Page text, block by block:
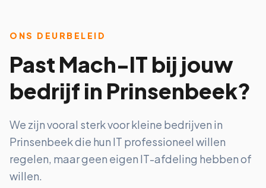
ONS DEURBELEID
Past Mach-IT bij jouw
bedrijf in Prinsenbeek?
We zijn vooral sterk voor kleine bedrijven in
Prinsenbeek die hun IT professioneel willen
regelen, maar geen eigen IT-afdeling hebben of
willen.